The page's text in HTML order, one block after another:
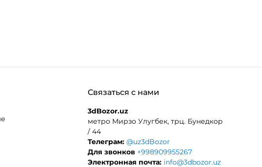
Связаться с нами
3dBozor.uz
метро Мирзо Улугбек, трц. Бунедкор
/ 44
Телеграм: @uz3dBozor
Для звонков +998909955267
Электронная почта: info@3dbozor.uz